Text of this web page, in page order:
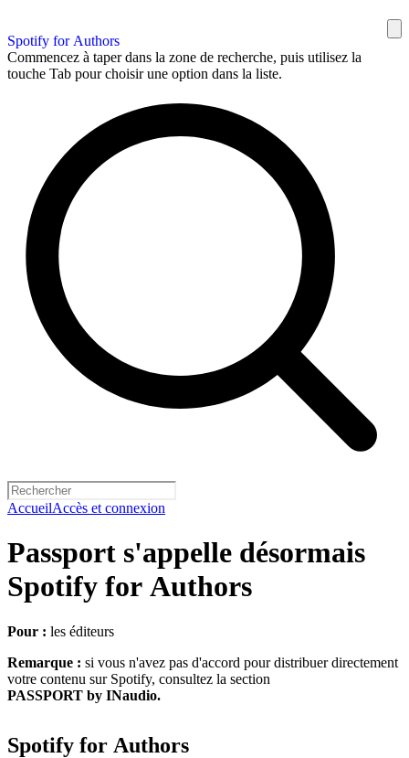
Spotify for Authors
Commencez à taper dans la zone de recherche, puis utilisez la
touche Tab pour choisir une option dans la liste.
AccueilAccès et connexion
Passport s'appelle désormais
Spotify for Authors
Pour : les éditeurs
Remarque : si vous n'avez pas d'accord pour distribuer directement
votre contenu sur Spotify, consultez la section
PASSPORT by INaudio.
Spotify for Authors